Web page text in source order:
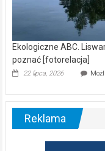
Ekologiczne ABC.
poznać [fotorelacja]
22 lipca, 2026
Reklama